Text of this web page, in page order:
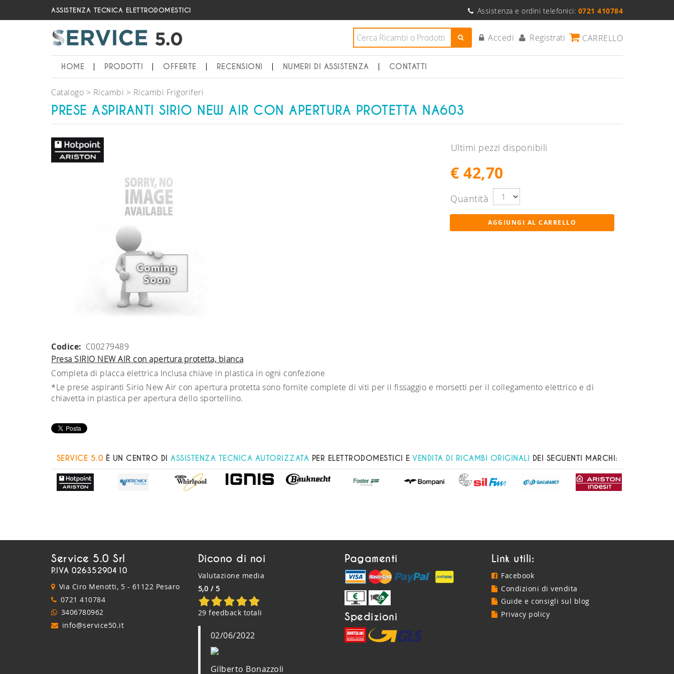
ASSISTENZA TECNICA ELETTRODOMESTICI Assistenza e ordini telefonici: 0721 410784
Accedi Registrati CARRELLO
HOME PRODOTTI OFFERTE RECENSIONI NUMERI DI ASSISTENZA CONTATTI
Catalogo Ricambi Ricambi Frigoriferi
PRESE ASPIRANTI SIRIO NEW AIR CON APERTURA PROTETTA NA603
Ultimi pezzi disponibili
€ 42,70
Quantità
Codice: C00279489
Presa SIRIO NEW AIR con apertura protetta, bianca
Completa di placca elettrica Inclusa chiave in plastica in ogni confezione
*Le prese aspiranti Sirio New Air con apertura protetta sono fornite complete di viti per il fissaggio e morsetti per il collegamento elettrico e di
chiavetta in plastica per apertura dello sportellino.
SERVICE 5.0 È UN CENTRO DI ASSISTENZA TECNICA AUTORIZZATA PER ELETTRODOMESTICI E VENDITA DI RICAMBI ORIGINALI DEI SEGUENTI MARCHI:
Service 5.0 Srl
P.IVA 02635290410
Via Ciro Menotti, 5 - 61122 Pesaro
0721 410784
3406780962
info@service50.it
Dicono di noi
Valutazione media
5,0 / 5
29 feedback totali
02/06/2022
Gilberto Bonazzoli
Pagamenti
Spedizioni
Link utili:
Facebook
Condizioni di vendita
Guide e consigli sul blog
Privacy policy